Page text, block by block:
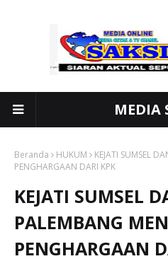
MEDIA
Beranda HUKUM
KEJATI SUMSEL
PENGHARGAAN DARI KPK
KEJATI SUMSEL
PALEMBANG
PENGHARGAAN